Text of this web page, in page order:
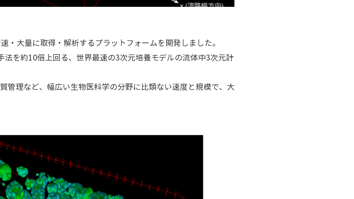
・大量に取得・解析するプラットフォームを開発しました。
を約10倍上回る、世界最速の3次元培養モデルの流体中3次元計
管理など、幅広い生物医科学の分野に比類ない速度と規模で、大